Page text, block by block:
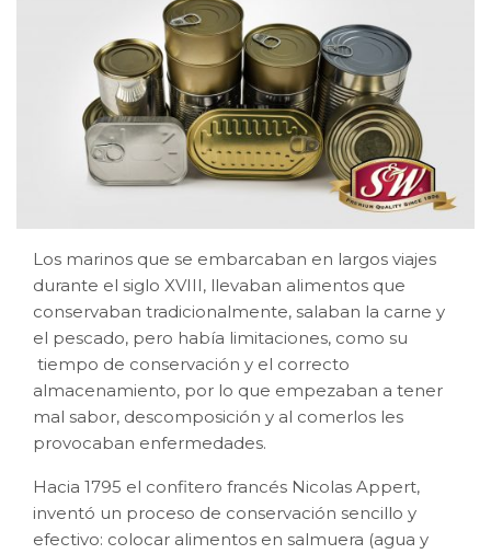
Los marinos que se embarcaban en largos viajes
durante el siglo XVIII, llevaban alimentos que
conservaban tradicionalmente, salaban la carne y
el pescado, pero había limitaciones, como su
tiempo de conservación y el correcto
almacenamiento, por lo que empezaban a tener
mal sabor, descomposición y al comerlos les
provocaban enfermedades.
Hacia 1795 el confitero francés Nicolas Appert,
inventó un proceso de conservación sencillo y
efectivo: colocar alimentos en salmuera (agua y